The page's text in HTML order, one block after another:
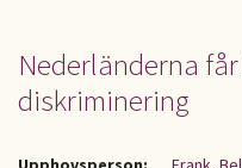
Nederländerna
diskriminering